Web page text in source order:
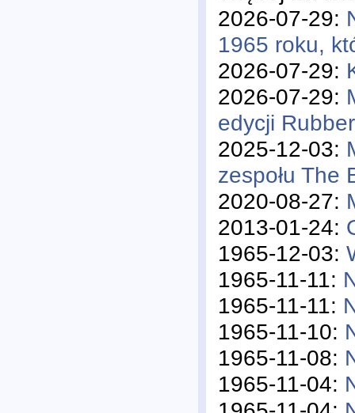
2026-07-29:
1965 roku,
2026-07-29:
2026-07-29:
edycji
2025-12-03:
zespołu The
2020-08-27:
2013-01-24:
1965-12-03:
1965-11-11:
1965-11-11:
1965-11-10:
1965-11-08:
1965-11-04: